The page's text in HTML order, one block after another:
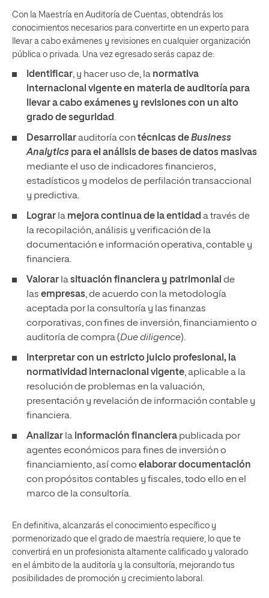
Con la Maestría en Auditoría de Cuentas, obtendrás los
conocimientos necesarios para convertirte en un experto para
llevar a cabo exámenes y revisiones en cualquier organización
pública o privada. Una vez egresado serás capaz de:
Identificar, y hacer uso de, la normativa
internacional vigente en materia de auditoría para
llevar a cabo exámenes y revisiones con un alto
grado de seguridad.
Desarrollarauditoría contécnicas deBusiness
Analytics para el análisis de bases de datos masivas
mediante el uso de indicadores financieros,
estadísticos y modelos de perfilación transaccional
y predictiva.
Lograr la mejora continua de la entidad a través de
la recopilación, análisis y verificación de la
documentación e información operativa, contable y
financiera.
Valorar lasituación financiera y patrimonial de
las empresas, de acuerdo con la metodología
aceptada por la consultoría y las finanzas
corporativas, con fines de inversión, financiamiento o
auditoría de compra (Due diligence).
Interpretar con un estricto juicio profesional, la
normatividad internacional vigente, aplicable a la
resolución de problemas en la valuación,
presentación y revelación de información contable y
financiera.
Analizar la información financiera publicada por
agentes económicos para fines de inversión o
financiamiento, así como elaborar documentación
con propósitos contables y fiscales, todo ello en el
marco de la consultoría.
En definitiva, alcanzarás el conocimiento específico y
pormenorizado que el grado de maestría requiere, lo que te
convertirá en un profesionista altamente calificado y valorado
en el ámbito de la auditoría y la consultoría, mejorando tus
posibilidades de promoción y crecimiento laboral.